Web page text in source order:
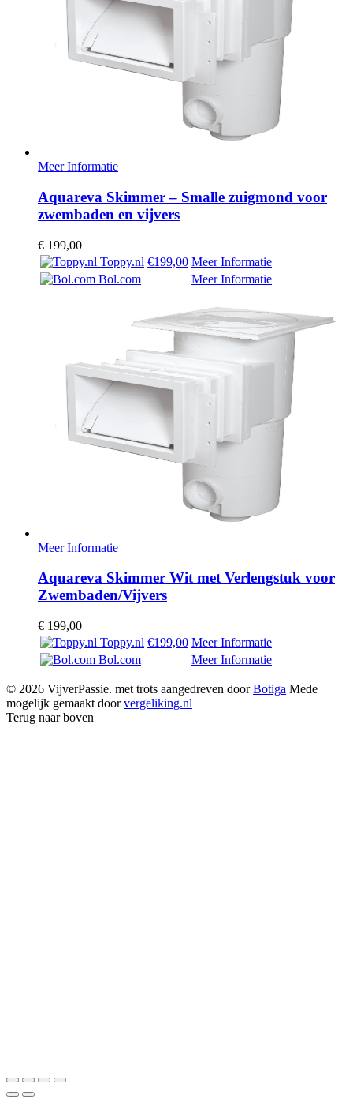
Meer Informatie
Aquareva Skimmer – Smalle zuigmond voor
zwembaden en vijvers
€ 199,00
Toppy.nl €199,00 Meer Informatie
Bol.com
Meer Informatie
Meer Informatie
Aquareva Skimmer Wit met Verlengstuk voor
Zwembaden/Vijvers
€ 199,00
Toppy.nl €199,00 Meer Informatie
Bol.com
Meer Informatie
© 2026 VijverPassie. met trots aangedreven doorBotiga Mede
mogelijk gemaakt doorvergeliking.nl
Terug naar boven